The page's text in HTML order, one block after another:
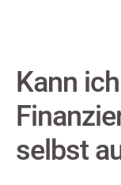
Kann
selbst